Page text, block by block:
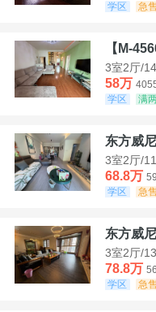
学区
急售
【M-
3室2厅/
58万
学区
满
东方威
3室2厅/
68.8万
学区
急售
东方威
3室2厅/
78.8万
学区
急售